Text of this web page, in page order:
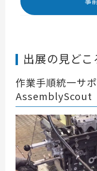
出展の見どこ
作業手順統一サ
AssemblyScout